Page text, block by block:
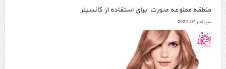
منطقه ممنوعه صورت برای استفاده از کانسیلر
سپتامبر 07, 2022